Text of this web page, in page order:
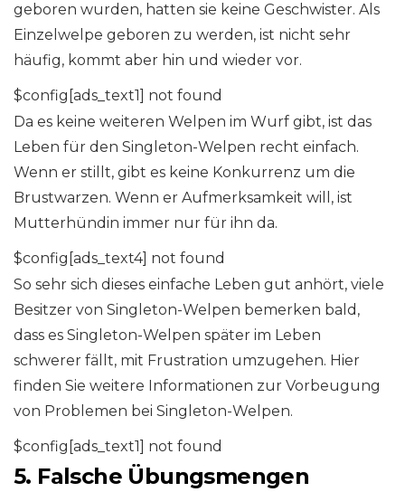
geboren wurden, hatten sie keine Geschwister. Als
Einzelwelpe geboren zu werden, ist nicht sehr
häufig, kommt aber hin und wieder vor.
$config[ads_text1] not found
Da es keine weiteren Welpen im Wurf gibt, ist das
Leben für den Singleton-Welpen recht einfach.
Wenn er stillt, gibt es keine Konkurrenz um die
Brustwarzen. Wenn er Aufmerksamkeit will, ist
Mutterhündin immer nur für ihn da.
$config[ads_text4] not found
So sehr sich dieses einfache Leben gut anhört, viele
Besitzer von Singleton-Welpen bemerken bald,
dass es Singleton-Welpen später im Leben
schwerer fällt, mit Frustration umzugehen. Hier
finden Sie weitere Informationen zur Vorbeugung
von Problemen bei Singleton-Welpen.
$config[ads_text1] not found
5. Falsche Übungsmengen